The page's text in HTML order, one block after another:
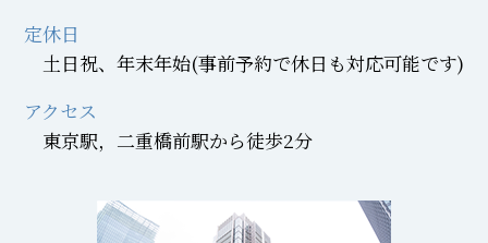
定休日
土日祝、年末年始(事前予約で休日も対応可能です)
アクセス
東京駅，二重橋前駅から徒歩2分